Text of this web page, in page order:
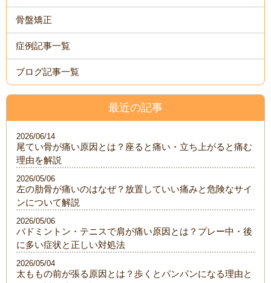
骨盤矯正
症例記事一覧
ブログ記事一覧
最近の記事
尾てい骨が痛い原因とは？座ると痛い・立ち上がると痛む
理由を解説
2026/06/14
左の肋骨が痛いのはなぜ？放置していい痛みと危険なサイ
ンについて解説
2026/05/06
バドミントン・テニスで肩が痛い原因とは？プレー中・後
に多い症状と正しい対処法
2026/05/06
太ももの前が張る原因とは？歩くとパンパンになる理由と
2026/05/04